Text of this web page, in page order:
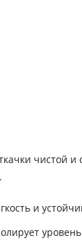
чистой и
и